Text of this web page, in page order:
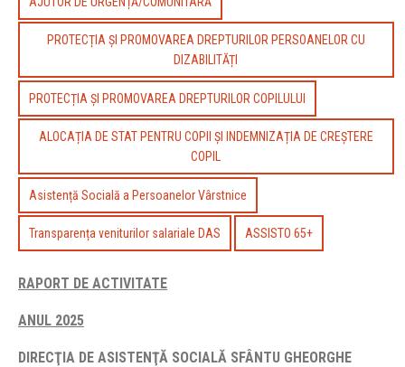
PROTECȚIA ȘI PROMOVAREA DREPTURILOR PERSOANELOR CU
DIZABILITĂȚI
PROTECȚIA ȘI PROMOVAREA DREPTURILOR COPILULUI
ALOCAȚIA DE STAT PENTRU COPII ȘI INDEMNIZAȚIA DE CREȘTERE
COPIL
Asistență Socială a Persoanelor Vârstnice
Transparența veniturilor salariale DAS ASSISTO 65+
RAPORT DE ACTIVITATE
ANUL 2025
DIRECŢIA DE ASISTENŢĂ SOCIALĂ SFÂNTU GHEORGHE